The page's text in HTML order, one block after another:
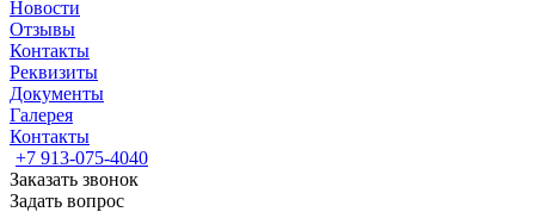
Новости
Отзывы
Контакты
Реквизиты
Документы
Галерея
Контакты
+7 913-075-4040
Заказать звонок
Задать вопрос